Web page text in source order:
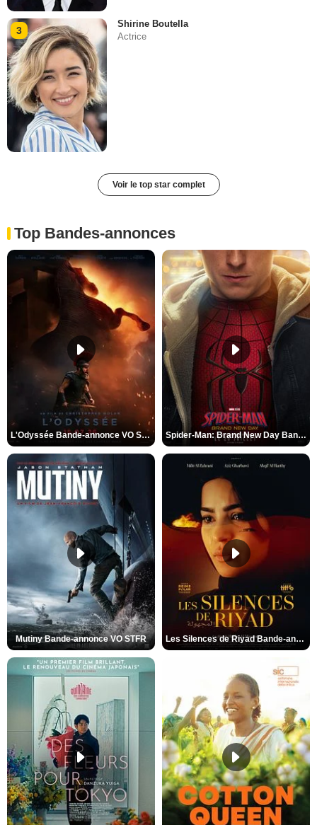
3
Shirine Boutella
Actrice
Voir le top star complet
Top Bandes-annonces
L'Odyssée Bande-annonce VO STFR Spider-Man: Brand New Day Bande-annonce VO STFR
Mutiny Bande-annonce VO STFR Les Silences de Riyad Bande-annonce VO STFR